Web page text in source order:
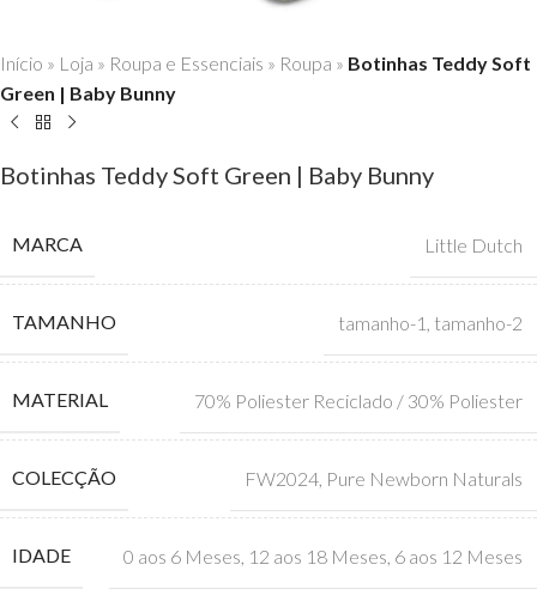
Início » Loja » Roupa e Essenciais » Roupa » Botinhas Teddy Soft
Green | Baby Bunny
Botinhas Teddy Soft Green | Baby Bunny
MARCA Little Dutch
TAMANHO tamanho-1 tamanho-2
MATERIAL 70% Poliester Reciclado / 30% Poliester
COLECÇÃO FW2024 Pure Newborn Naturals
IDADE 0 aos 6 Meses 12 aos 18 Meses 6 aos 12 Meses